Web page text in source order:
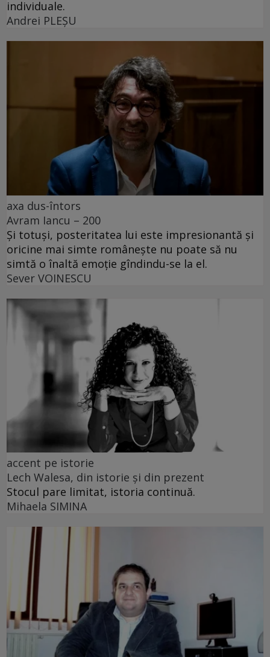
individuale.
Andrei PLEŞU
axa dus-întors
Avram Iancu – 200
Și totuși, posteritatea lui este impresionantă și
oricine mai simte românește nu poate să nu
simtă o înaltă emoție gîndindu-se la el.
Sever VOINESCU
accent pe istorie
Lech Walesa, din istorie și din prezent
Stocul pare limitat, istoria continuă.
Mihaela SIMINA